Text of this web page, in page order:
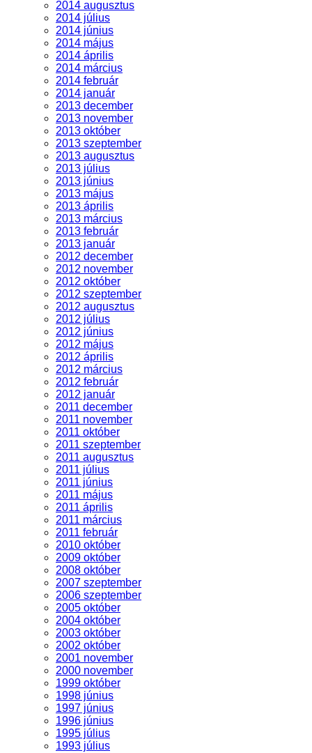
2014 augusztus
2014 július
2014 június
2014 május
2014 április
2014 március
2014 február
2014 január
2013 december
2013 november
2013 október
2013 szeptember
2013 augusztus
2013 július
2013 június
2013 május
2013 április
2013 március
2013 február
2013 január
2012 december
2012 november
2012 október
2012 szeptember
2012 augusztus
2012 július
2012 június
2012 május
2012 április
2012 március
2012 február
2012 január
2011 december
2011 november
2011 október
2011 szeptember
2011 augusztus
2011 július
2011 június
2011 május
2011 április
2011 március
2011 február
2010 október
2009 október
2008 október
2007 szeptember
2006 szeptember
2005 október
2004 október
2003 október
2002 október
2001 november
2000 november
1999 október
1998 június
1997 június
1996 június
1995 július
1993 július